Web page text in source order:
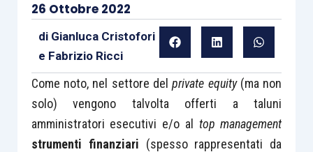
26 Ottobre 2022
di Gianluca Cristofori
e Fabrizio Ricci
Come noto, nel settore delprivate equity (ma non
solo) vengono talvolta offerti a taluni
amministratori esecutivi e/o al top management
strumenti finanziari (spesso rappresentati da